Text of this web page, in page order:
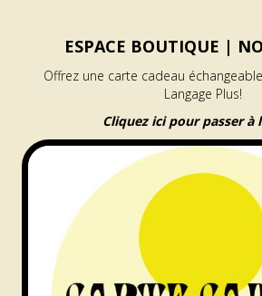
ESPACE BOUTIQUE |
Offrez une carte cadeau
Langage Plus!
Cliquez ici pour passer à